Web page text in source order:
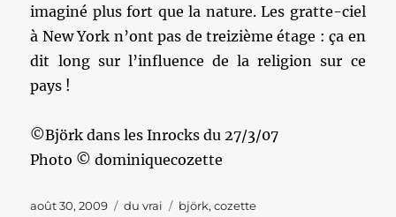
imaginé plus fort que la nature. Les gratte-ciel
à New York n’ont pas de treizième étage : ça en
dit long sur l’influence de la religion sur ce
pays !
©Björk dans les Inrocks du 27/3/07
Photo © dominiquecozette
Publié
août 30, 2009 Catégories
du vrai Étiquettes
björk,cozette